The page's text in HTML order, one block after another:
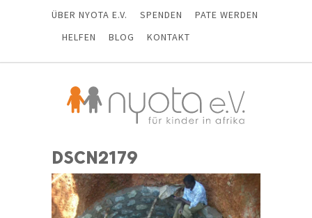
ÜBER NYOTA E.V. SPENDEN
PATE WERDEN
HELFEN
BLOG KONTAKT
DSCN2179